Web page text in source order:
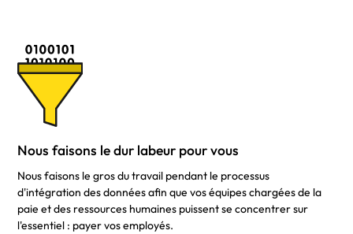
Nous faisons le dur labeur pour vous
Nous faisons le gros du travail pendant le processus
d'intégration des données afin que vos équipes chargées de la
paie et des ressources humaines puissent se concentrer sur
l'essentiel : payer vos employés.